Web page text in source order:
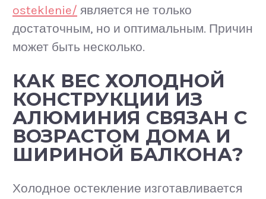
osteklenie/ является не только
достаточным, но и оптимальным. Причин
может быть несколько.
КАК ВЕС ХОЛОДНОЙ
КОНСТРУКЦИИ ИЗ
АЛЮМИНИЯ СВЯЗАН С
ВОЗРАСТОМ ДОМА И
ШИРИНОЙ БАЛКОНА?
Холодное остекление изготавливается